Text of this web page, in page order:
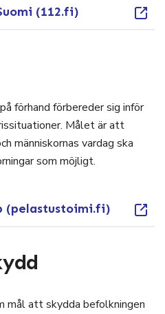
(112.fi)
förhand förbereder sig inför
Målet är att
människornas vardag ska
som möjligt.
(pelastustoimi.fi)
mål att skydda befolkningen